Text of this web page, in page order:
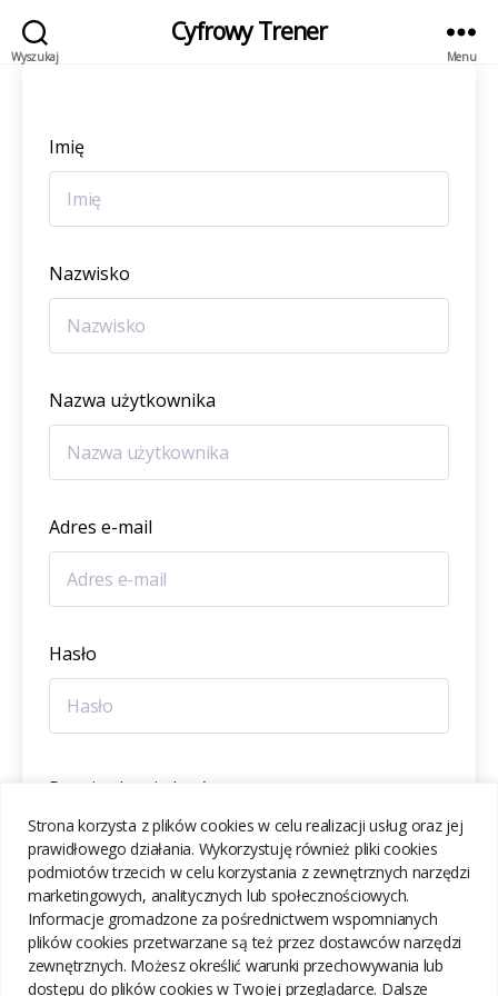
Strona korzysta z plików cookies w celu realizacji usług oraz jej
prawidłowego działania. Wykorzystuję również pliki cookies
podmiotów trzecich w celu korzystania z zewnętrznych narzędzi
marketingowych, analitycznych lub społecznościowych.
Informacje gromadzone za pośrednictwem wspomnianych
plików cookies przetwarzane są też przez dostawców narzędzi
zewnętrznych. Możesz określić warunki przechowywania lub
dostępu do plików cookies w Twojej przeglądarce. Dalsze
Wyszukaj
Cyfrowy Trener
Menu
Imię
Nazwisko
Nazwa użytkownika
Adres e-mail
Hasło
Potwierdzenie hasła
ZAREJESTRUJ SIĘ